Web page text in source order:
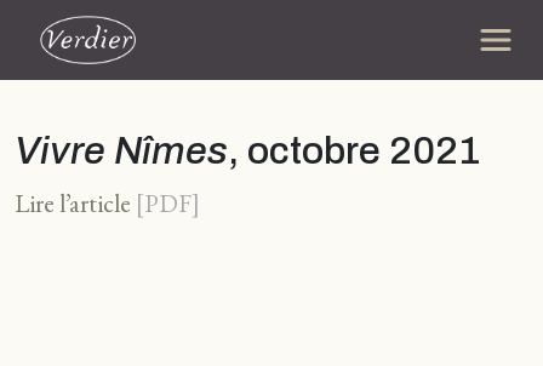
Vivre Nîmes, octobre 2021
Lire l’article